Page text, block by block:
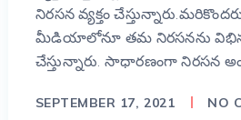
నిరసన వ్యక్తం
మీడియాలోనూ తమ నిరసనను విభిన్న
చేస్తున్నారు. సాధారణంగా నిరసన
SEPTEMBER 17, 2021 NO